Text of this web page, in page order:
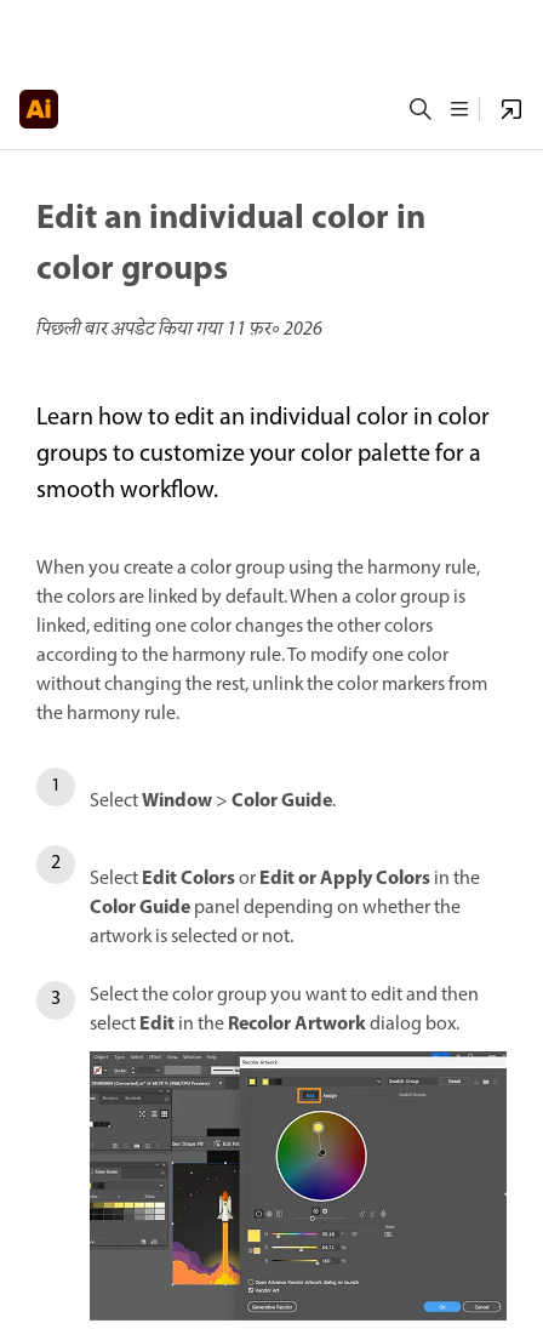
Edit an individual color in
color groups
पिछली बार अपडेट किया गया11 फ़र॰ 2026
Learn how to edit an individual color in color
groups to customize your color palette for a
smooth workflow.
When you create a color group using the harmony rule,
the colors are linked by default. When a color group is
linked, editing one color changes the other colors
according to the harmony rule. To modify one color
without changing the rest, unlink the color markers from
the harmony rule.
SelectWindow>Color Guide.
SelectEdit ColorsorEdit or Apply Colorsin the
Color Guidepanel depending on whether the
artwork is selected or not.
Select the color group you want to edit and then
selectEditin theRecolor Artworkdialog box.